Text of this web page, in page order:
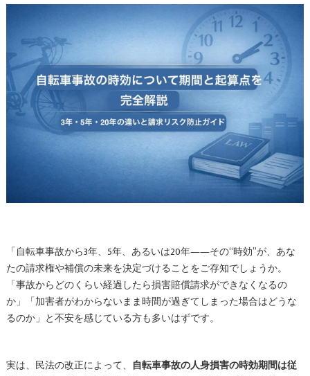
「自転車事故から3年、5年、あるいは20年――その“時効”が、あな
たの請求権や補償の未来を決定づけることをご存知でしょうか。
「事故からどのくらい経過したら損害賠償請求ができなくなるの
か」「加害者がわからないまま時間が過ぎてしまった場合はどうな
るのか」と不安を感じている方も多いはずです。
実は、民法の改正によって、 自転車事故の人身損害の時効期間は従